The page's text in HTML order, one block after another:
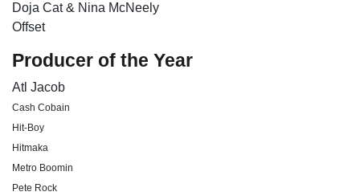
Doja Cat & Nina McNeely
Offset
Producer of the Year
Atl Jacob
Cash Cobain
Hit-Boy
Hitmaka
Metro Boomin
Pete Rock